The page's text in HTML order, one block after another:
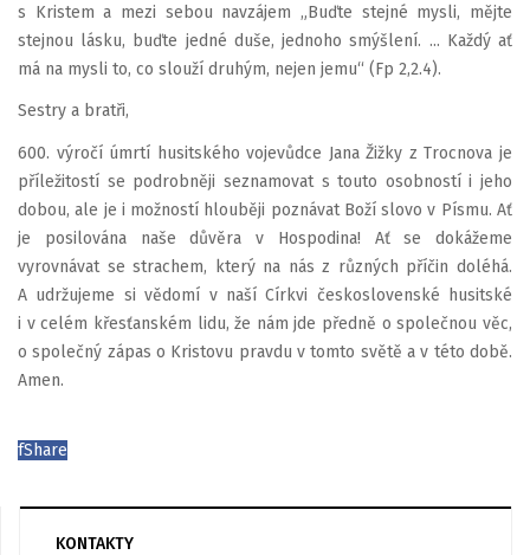
s Kristem a mezi sebou navzájem „Buďte stejné mysli, mějte
stejnou lásku, buďte jedné duše, jednoho smýšlení. ... Každý ať
má na mysli to, co slouží druhým, nejen jemu“ (Fp 2,2.4).
Sestry a bratři,
600. výročí úmrtí husitského vojevůdce Jana Žižky z Trocnova je
příležitostí se podrobněji seznamovat s touto osobností i jeho
dobou, ale je i možností hlouběji poznávat Boží slovo v Písmu. Ať
je posilována naše důvěra v Hospodina! Ať se dokážeme
vyrovnávat se strachem, který na nás z různých příčin doléhá.
A udržujeme si vědomí v naší Církvi československé husitské
i v celém křesťanském lidu, že nám jde předně o společnou věc,
o společný zápas o Kristovu pravdu v tomto světě a v této době.
Amen.
fShare
KONTAKTY